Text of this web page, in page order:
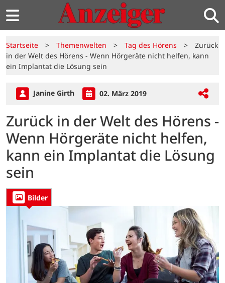
Startseite > Themenwelten > Tag des Hörens >
Zurück
in der Welt des Hörens - Wenn Hörgeräte nicht helfen, kann
ein Implantat die Lösung sein
Janine Girth 02. März 2019
Zurück in der Welt des Hörens -
Wenn Hörgeräte nicht helfen,
kann ein Implantat die Lösung
sein
Bilder